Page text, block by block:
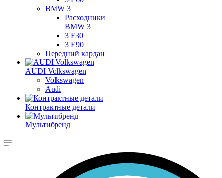
BMW 3
Расходники
BMW 3
3 F30
3 E90
Передний кардан
AUDI Volkswagen
Volkswagen
Audi
Контрактные детали
Мультибренд